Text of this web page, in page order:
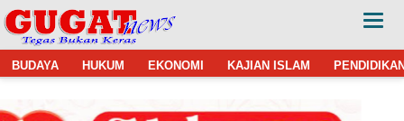
BUDAYA HUKUM EKONOMI KAJIAN ISLAM